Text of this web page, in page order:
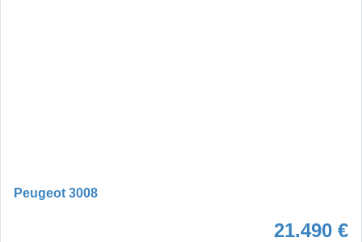
Peugeot 3008
21.490 €